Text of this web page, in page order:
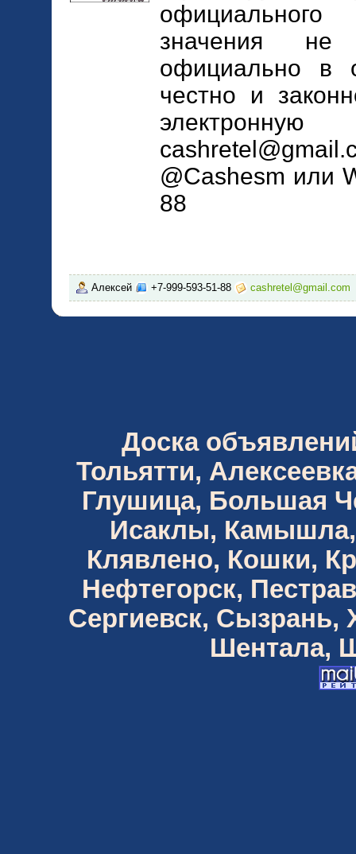
значения не
официально в
честно и
@Cashesm или
88
Алексей +7-999-593-51-88 cashretel@gmail.com
Доска
Тольятти,
Глушица, Большая
Исаклы, Камышла,
Клявлено, Кошки,
Нефтегорск,
Сергиевск,
Шентала,